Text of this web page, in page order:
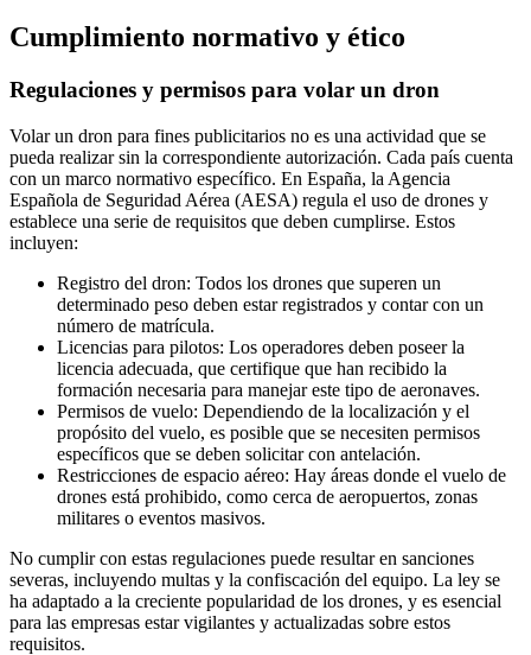
Cumplimiento normativo y ético
Regulaciones y permisos para volar un dron
Volar un dron para fines publicitarios no es una actividad que se
pueda realizar sin la correspondiente autorización. Cada país cuenta
con un marco normativo específico. En España, la Agencia
Española de Seguridad Aérea (AESA) regula el uso de drones y
establece una serie de requisitos que deben cumplirse. Estos
incluyen:
Registro del dron: Todos los drones que superen un
determinado peso deben estar registrados y contar con un
número de matrícula.
Licencias para pilotos: Los operadores deben poseer la
licencia adecuada, que certifique que han recibido la
formación necesaria para manejar este tipo de aeronaves.
Permisos de vuelo: Dependiendo de la localización y el
propósito del vuelo, es posible que se necesiten permisos
específicos que se deben solicitar con antelación.
Restricciones de espacio aéreo: Hay áreas donde el vuelo de
drones está prohibido, como cerca de aeropuertos, zonas
militares o eventos masivos.
No cumplir con estas regulaciones puede resultar en sanciones
severas, incluyendo multas y la confiscación del equipo. La ley se
ha adaptado a la creciente popularidad de los drones, y es esencial
para las empresas estar vigilantes y actualizadas sobre estos
requisitos.